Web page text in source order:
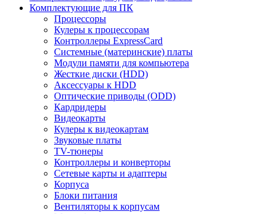
Комплектующие для ПК
Процессоры
Кулеры к процессорам
Контроллеры ExpressCard
Системные (материнские) платы
Модули памяти для компьютера
Жесткие диски (HDD)
Аксессуары к HDD
Оптические приводы (ODD)
Кардридеры
Видеокарты
Кулеры к видеокартам
Звуковые платы
TV-тюнеры
Контроллеры и конверторы
Сетевые карты и адаптеры
Корпуса
Блоки питания
Вентиляторы к корпусам